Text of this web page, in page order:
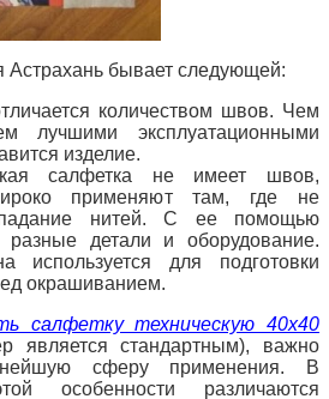
Астрахань бывает следующей:
количеством швов. Чем
лучшими эксплуатационными
изделие.
салфетка не имеет швов,
применяют там, где не
нитей. С ее помощью
разные детали и оборудование.
используется для подготовки
окрашиванием.
салфетку техническую 40х40
является стандартным), важно
сферу применения. В
особенности различаются